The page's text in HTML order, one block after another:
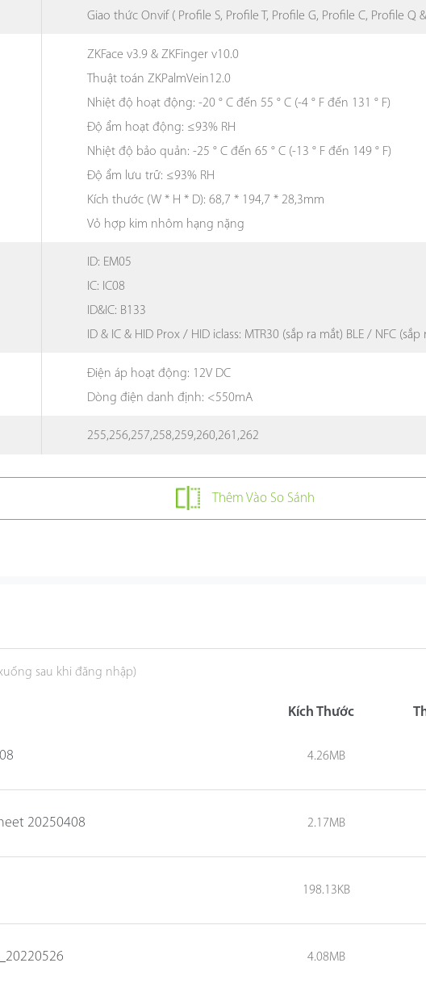
Giao thức Onvif ( Profile S, Profile T, Profile G, Profile C, Profile Q
ZKFace v3.9 & ZKFinger v10.0
Thuật toán ZKPalmVein12.0
Nhiệt độ hoạt động: -20 ° C đến 55 ° C (-4 ° F đến 131 ° F)
Độ ẩm hoạt động: ≤93% RH
Nhiệt độ bảo quản: -25 ° C đến 65 ° C (-13 ° F đến 149 ° F)
Độ ẩm lưu trữ: ≤93% RH
Kích thước (W * H * D): 68,7 * 194,7 * 28,3mm
Vỏ hợp kim nhôm hạng nặng
ID: EM05
IC: IC08
ID&IC: B133
ID & IC & HID Prox / HID iclass: MTR30 (sắp ra mắt) BLE / NFC (sắp
Điện áp hoạt động: 12V DC
Dòng điện danh định: <550mA
255,256,257,258,259,260,261,262
Thêm Vào So Sánh
sau khi đăng nhập)
Kích Thước
4.26MB
20250408 2.17MB
198.13KB
4.08MB